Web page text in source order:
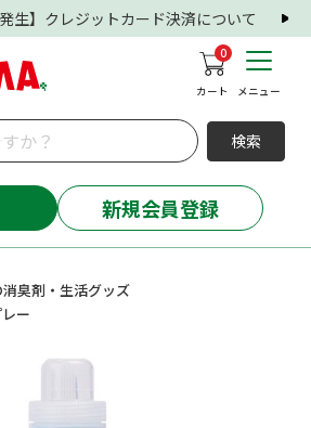
発生】クレジットカード決済について
0
カート メニュー
検索
新規会員登録
臭剤・生活グッズ
ー